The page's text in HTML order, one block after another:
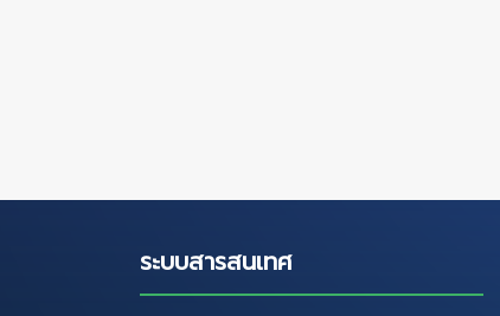
ระบบสารสนเทศ